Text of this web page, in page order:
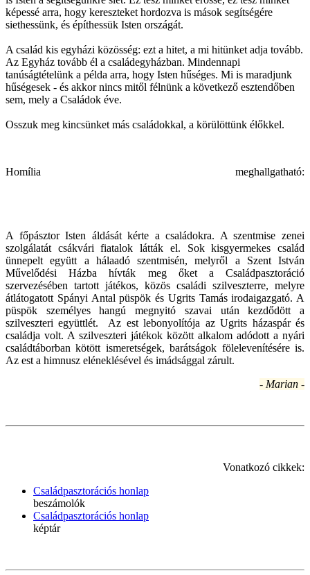
képessé arra, hogy kereszteket hordozva is mások segítségére
siethessünk, és építhessük Isten országát.
A család kis egyházi közösség: ezt a hitet, a mi hitünket adja tovább.
Az Egyház tovább él a családegyházban. Mindennapi
tanúságtételünk a példa arra, hogy Isten hűséges. Mi is maradjunk
hűségesek - és akkor nincs mitől félnünk a következő esztendőben
sem, mely a Családok éve.
Osszuk meg kincsünket más családokkal, a körülöttünk élőkkel.
Homília meghallgatható:
A főpásztor Isten áldását kérte a családokra. A szentmise zenei
szolgálatát csákvári fiatalok látták el. Sok kisgyermekes család
ünnepelt együtt a hálaadó szentmisén, melyről a Szent István
Művelődési Házba hívták meg őket a Családpasztoráció
szervezésében tartott játékos, közös családi szilveszterre, melyre
átlátogatott Spányi Antal püspök és Ugrits Tamás irodaigazgató. A
püspök személyes hangú megnyitó szavai után kezdődött a
szilveszteri együttlét. Az est lebonyolítója az Ugrits házaspár és
családja volt. A szilveszteri játékok között alkalom adódott a nyári
családtáborban kötött ismeretségek, barátságok fölelevenítésére is.
Az est a himnusz eléneklésével és imádsággal zárult.
- Marian -
Vonatkozó cikkek:
Családpasztorációs honlap
beszámolók
Családpasztorációs honlap
képtár